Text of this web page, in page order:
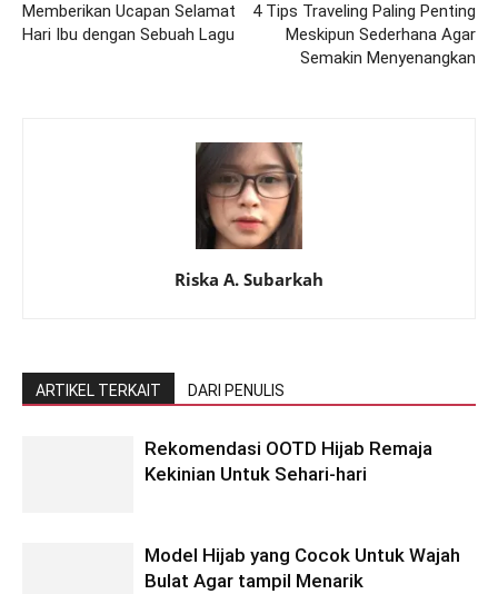
Memberikan Ucapan Selamat
Hari Ibu dengan Sebuah Lagu
4 Tips Traveling Paling Penting
Meskipun Sederhana Agar
Semakin Menyenangkan
Riska A. Subarkah
ARTIKEL TERKAIT DARI PENULIS
Rekomendasi OOTD Hijab Remaja
Kekinian Untuk Sehari-hari
Model Hijab yang Cocok Untuk Wajah
Bulat Agar tampil Menarik